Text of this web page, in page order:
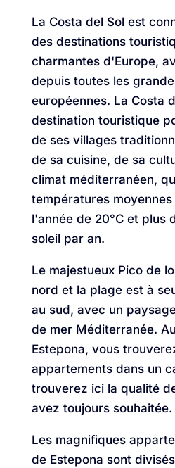
La Costa del Sol est
des destinations
charmantes d'Europe,
depuis toutes les
européennes. La Costa
destination touristique
de ses villages
de sa cuisine, de sa
climat méditerranéen,
températures
l'année de 20°C et plus
soleil par an.
Le majestueux Pico de
nord et la plage est à
au sud, avec un
de mer Méditerranée.
Estepona, vous
appartements dans un
trouverez ici la qualité
avez toujours
Les magnifiques
de Estepona sont